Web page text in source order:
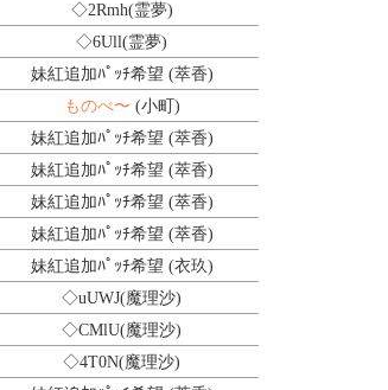
◇2Rmh(霊夢)
◇6Ull(霊夢)
妹紅追加ﾊﾟｯﾁ希望 (萃香)
ものべ〜 (小町)
妹紅追加ﾊﾟｯﾁ希望 (萃香)
妹紅追加ﾊﾟｯﾁ希望 (萃香)
妹紅追加ﾊﾟｯﾁ希望 (萃香)
妹紅追加ﾊﾟｯﾁ希望 (萃香)
妹紅追加ﾊﾟｯﾁ希望 (衣玖)
◇uUWJ(魔理沙)
◇CMlU(魔理沙)
◇4T0N(魔理沙)